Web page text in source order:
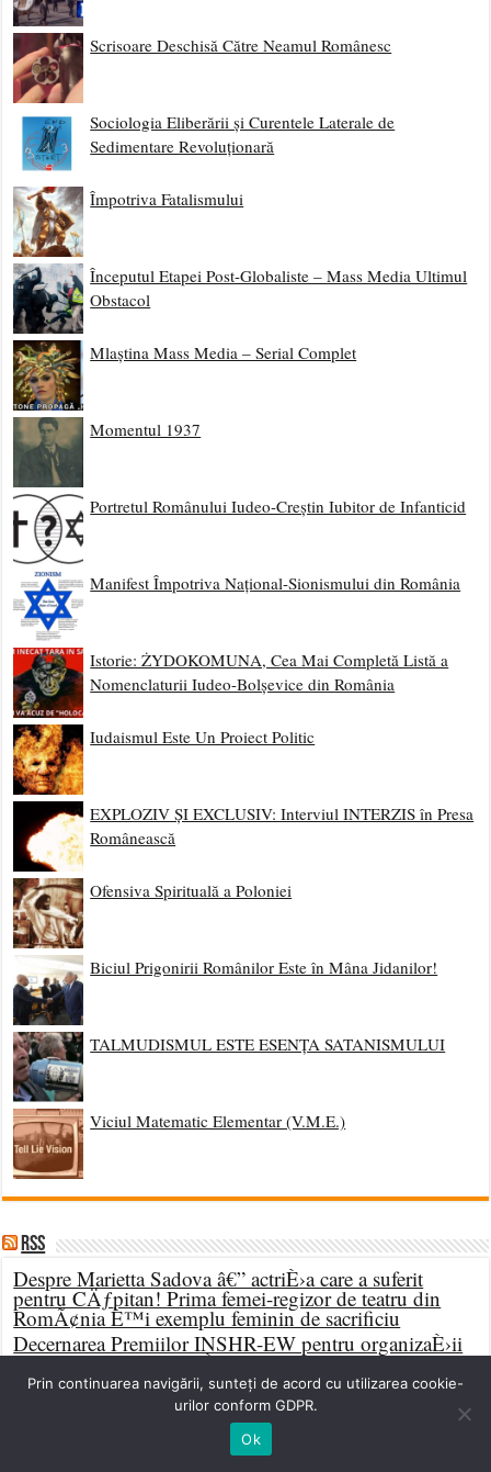
Scrisoare Deschisă Către Neamul Românesc
Sociologia Eliberării și Curentele Laterale de
Sedimentare Revoluționară
Împotriva Fatalismului
Începutul Etapei Post-Globaliste – Mass Media Ultimul
Obstacol
Mlaștina Mass Media – Serial Complet
Momentul 1937
Portretul Românului Iudeo-Creștin Iubitor de Infanticid
Manifest Împotriva Național-Sionismului din România
Istorie: ŻYDOKOMUNA, Cea Mai Completă Listă a
Nomenclaturii Iudeo-Bolșevice din România
Iudaismul Este Un Proiect Politic
EXPLOZIV ȘI EXCLUSIV: Interviul INTERZIS în Presa
Românească
Ofensiva Spirituală a Poloniei
Biciul Prigonirii Românilor Este în Mâna Jidanilor!
TALMUDISMUL ESTE ESENȚA SATANISMULUI
Viciul Matematic Elementar (V.M.E.)
RSS
Despre Marietta Sadova â€” actriÈ›a care a suferit
pentru CÄƒpitan! Prima femei-regizor de teatru din
RomÃ¢nia È™i exemplu feminin de sacrificiu
Decernarea Premiilor INSHR-EW pentru organizaÈ›ii
– Topul celor mai menÈ›ionate grupuri patriotice
2025-2026
BOMBÄ‚ NUCLEARÄ‚! Diana È˜oÈ™oacÄƒ cere
despÄƒgubiri de 20 de milioane de euro institutului
Prin continuarea navigării, sunteți de acord cu utilizarea cookie-
urilor conform GDPR.
Ok